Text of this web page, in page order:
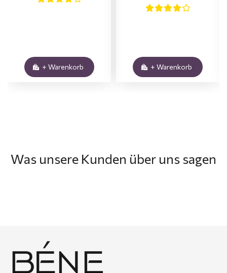
+ Warenkorb + Warenkorb
Was unsere Kunden über uns sagen